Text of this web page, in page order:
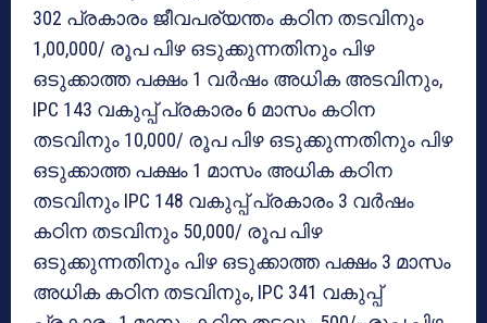
302 പ്രകാരം ജീവപര്യന്തം കഠിന തടവിനും
1,00,000/ രൂപ പിഴ ഒടുക്കുന്നതിനും പിഴ
ഒടുക്കാത്ത പക്ഷം 1 വർഷം അധിക അടവിനും,
IPC 143 വകുപ്പ് പ്രകാരം 6 മാസം കഠിന
തടവിനും 10,000/ രൂപ പിഴ ഒടുക്കുന്നതിനും പിഴ
ഒടുക്കാത്ത പക്ഷം 1 മാസം അധിക കഠിന
തടവിനും IPC 148 വകുപ്പ് പ്രകാരം 3 വർഷം
കഠിന തടവിനും 50,000/ രൂപ പിഴ
ഒടുക്കുന്നതിനും പിഴ ഒടുക്കാത്ത പക്ഷം 3 മാസം
അധിക കഠിന തടവിനും, IPC 341 വകുപ്പ്